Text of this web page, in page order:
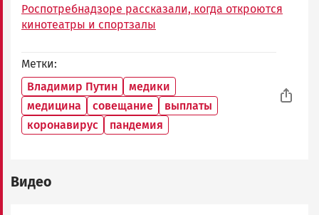
Роспотребнадзоре рассказали, когда откроются
кинотеатры и спортзалы
Метки
Владимир Путин
медики
медицина
совещание
выплаты
коронавирус
пандемия
Видео